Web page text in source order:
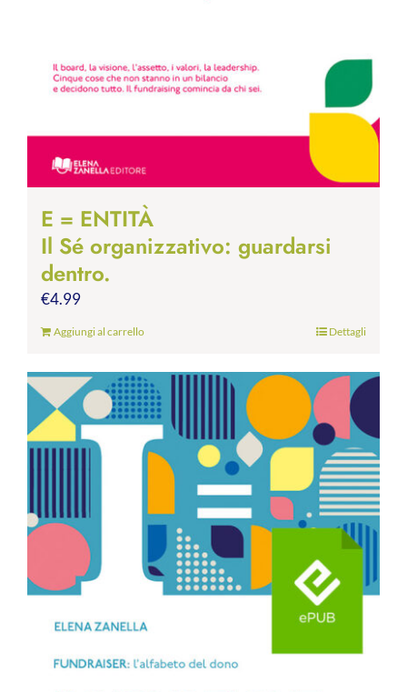
E = ENTITÀ
Il Sé organizzativo: guardarsi
dentro.
€4.99
Aggiungi al carrello Dettagli